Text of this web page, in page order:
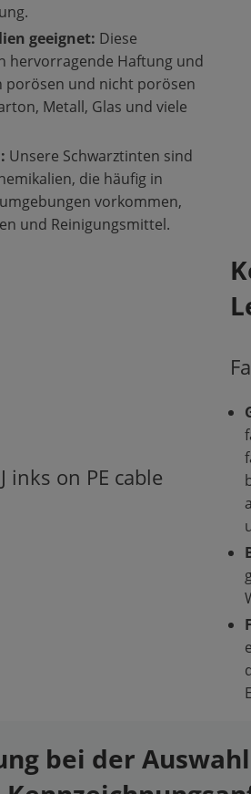
geeignet: Diese
hervorragende Haftung und
porösen und nicht porösen
Metall, Glas und viele
Unsere Schwarztinten sind
die häufig in
vorkommen,
und Reinigungsmittel.
bei der